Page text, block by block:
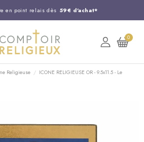
en point relais dès 59€ d'achat*
familiale
disponible au 03 20 24 74 15
14H, expédition le jour même !
0
Religieuse
ICONE RELIGIEUSE OR - 9.5x11.5 - Le